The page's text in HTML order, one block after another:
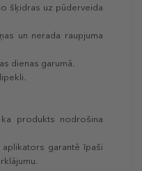
šķidras uz pūderveida
un nerada raupjuma
dienas garumā.
produkts nodrošina
garantē īpaši